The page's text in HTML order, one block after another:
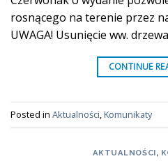
rosnącego na terenie przez
UWAGA! Usunięcie ww.
CONTINUE
Posted in Aktualności,Komunikaty
AKTUALNOŚCI,